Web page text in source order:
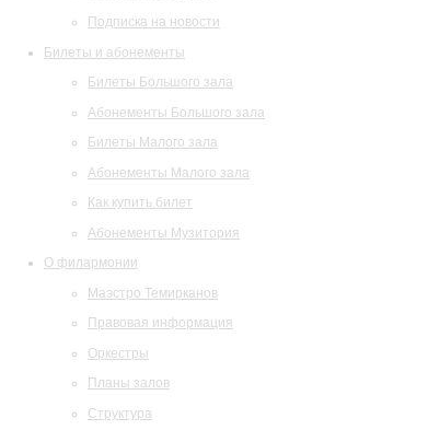
Подписка на новости
Билеты и абонементы
Билеты Большого зала
Абонементы Большого зала
Билеты Малого зала
Абонементы Малого зала
Как купить билет
Абонементы Музитория
О филармонии
Маэстро Темирканов
Правовая информация
Оркестры
Планы залов
Структура